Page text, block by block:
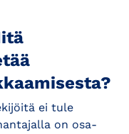
ei tule
on osa-